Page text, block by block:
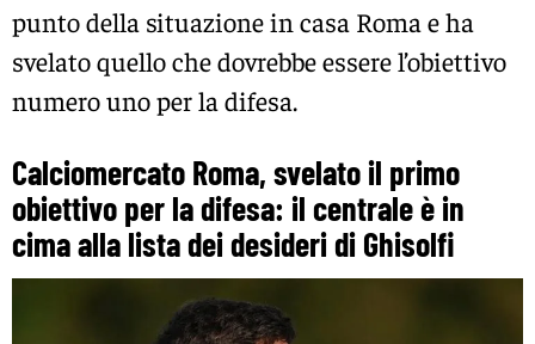
punto della situazione in casa Roma e ha
svelato quello che dovrebbe essere l’obiettivo
numero uno per la difesa.
Calciomercato Roma, svelato il primo
obiettivo per la difesa: il centrale è in
cima alla lista dei desideri di Ghisolfi